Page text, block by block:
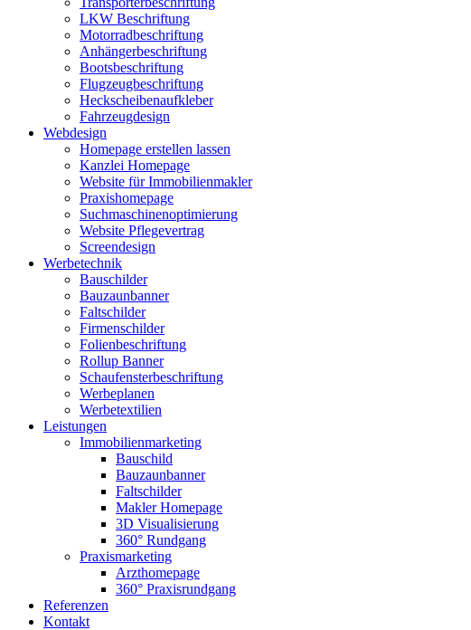
LKW Beschriftung
Motorradbeschriftung
Anhängerbeschriftung
Bootsbeschriftung
Flugzeugbeschriftung
Heckscheibenaufkleber
Fahrzeugdesign
Webdesign
Homepage erstellen lassen
Kanzlei Homepage
Website für Immobilienmakler
Praxishomepage
Suchmaschinenoptimierung
Website Pflegevertrag
Screendesign
Werbetechnik
Bauschilder
Bauzaunbanner
Faltschilder
Firmenschilder
Folienbeschriftung
Rollup Banner
Schaufensterbeschriftung
Werbeplanen
Werbetextilien
Leistungen
Immobilienmarketing
Bauschild
Bauzaunbanner
Faltschilder
Makler Homepage
3D Visualisierung
360° Rundgang
Praxismarketing
Arzthomepage
360° Praxisrundgang
Referenzen
Kontakt